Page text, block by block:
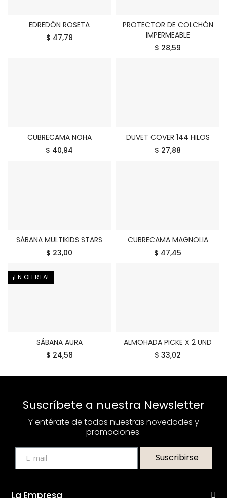
COMPRAR
EDREDÓN ROSETA
$ 47,78
COMPRAR
PROTECTOR DE COLCHÓN
IMPERMEABLE
$ 28,59
COMPRAR
CUBRECAMA NOHA
$ 40,94
COMPRAR
DUVET COVER 144 HILOS
$ 27,88
COMPRAR
SÁBANA MULTIKIDS STARS
$ 23,00
COMPRAR
CUBRECAMA MAGNOLIA
$ 47,45
¡EN OFERTA!
COMPRAR
SÁBANA AURA
$ 24,58
COMPRAR
ALMOHADA PICKE X 2 UND
$ 33,02
Suscríbete a nuestra Newsletter
Y entérate de todas nuestras novedades y
promociones.
Suscribirse
La Empresa